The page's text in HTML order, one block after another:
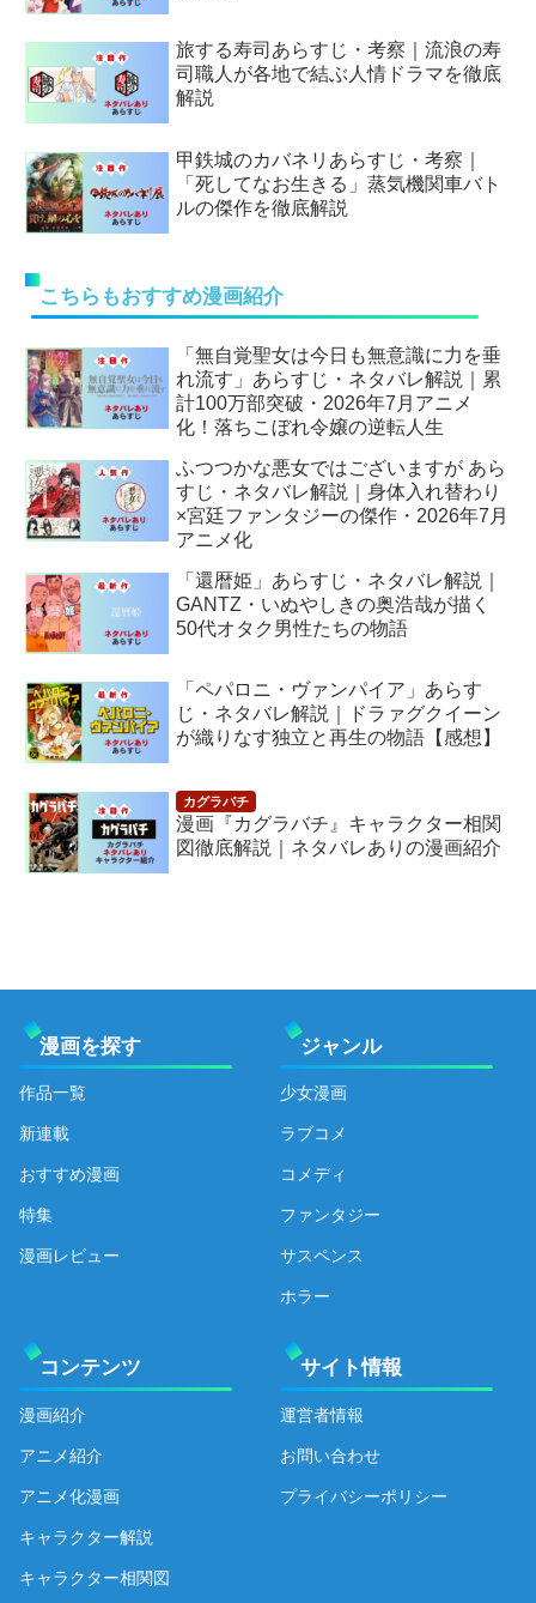
旅する寿司あらすじ・考察｜流浪の寿
司職人が各地で結ぶ人情ドラマを徹底
解説
甲鉄城のカバネリあらすじ・考察｜
「死してなお生きる」蒸気機関車バト
ルの傑作を徹底解説
こちらもおすすめ漫画紹介
「無自覚聖女は今日も無意識に力を垂
れ流す」あらすじ・ネタバレ解説｜累
計100万部突破・2026年7月アニメ
化！落ちこぼれ令嬢の逆転人生
ふつつかな悪女ではございますが あら
すじ・ネタバレ解説｜身体入れ替わり
×宮廷ファンタジーの傑作・2026年7月
アニメ化
「還暦姫」あらすじ・ネタバレ解説｜
GANTZ・いぬやしきの奥浩哉が描く
50代オタク男性たちの物語
「ペパロニ・ヴァンパイア」あらす
じ・ネタバレ解説｜ドラァグクイーン
が織りなす独立と再生の物語【感想】
漫画『カグラバチ』キャラクター相関
図徹底解説｜ネタバレありの漫画紹介
漫画を探す
作品一覧
新連載
おすすめ漫画
特集
漫画レビュー
ジャンル
少女漫画
ラブコメ
コメディ
ファンタジー
サスペンス
ホラー
コンテンツ
漫画紹介
アニメ紹介
アニメ化漫画
キャラクター解説
キャラクター相関図
サイト情報
運営者情報
お問い合わせ
プライバシーポリシー